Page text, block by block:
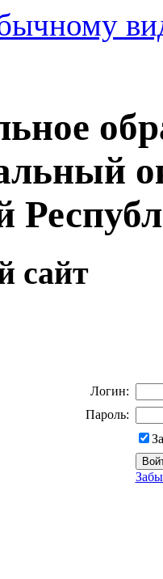
сайт
Логин:
Пароль: